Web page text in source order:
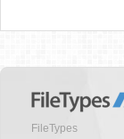
FileTypes